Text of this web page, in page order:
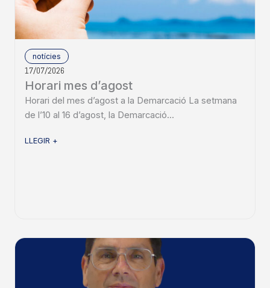
notícies
17/07/2026
Horari mes d’agost
Horari del mes d’agost a la Demarcació La setmana
de l’10 al 16 d’agost, la Demarcació...
LLEGIR +